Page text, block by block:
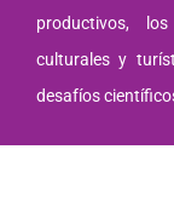
productivos,
culturales y
desafíos